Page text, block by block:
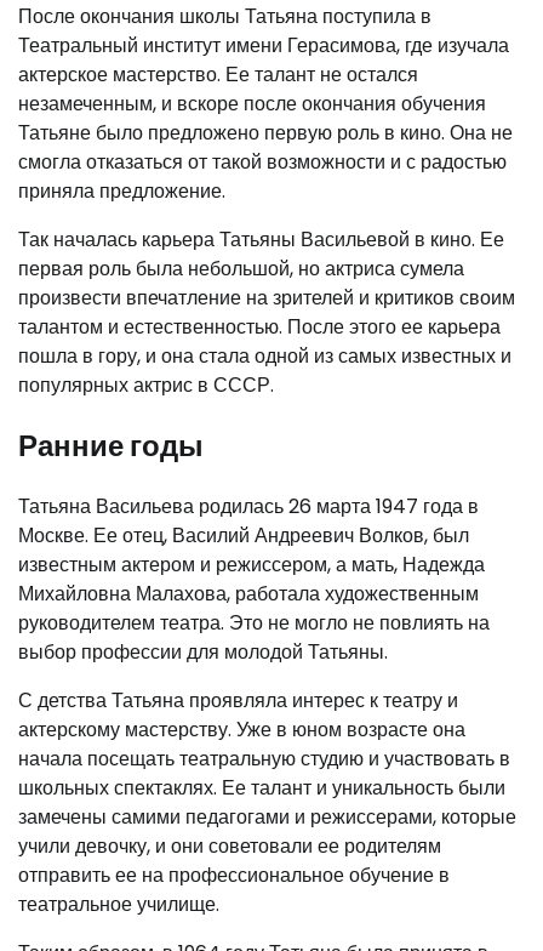
После окончания школы Татьяна поступила в
Театральный институт имени Герасимова, где изучала
актерское мастерство. Ее талант не остался
незамеченным, и вскоре после окончания обучения
Татьяне было предложено первую роль в кино. Она не
смогла отказаться от такой возможности и с радостью
приняла предложение.
Так началась карьера Татьяны Васильевой в кино. Ее
первая роль была небольшой, но актриса сумела
произвести впечатление на зрителей и критиков своим
талантом и естественностью. После этого ее карьера
пошла в гору, и она стала одной из самых известных и
популярных актрис в СССР.
Ранние годы
Татьяна Васильева родилась 26 марта 1947 года в
Москве. Ее отец, Василий Андреевич Волков, был
известным актером и режиссером, а мать, Надежда
Михайловна Малахова, работала художественным
руководителем театра. Это не могло не повлиять на
выбор профессии для молодой Татьяны.
С детства Татьяна проявляла интерес к театру и
актерскому мастерству. Уже в юном возрасте она
начала посещать театральную студию и участвовать в
школьных спектаклях. Ее талант и уникальность были
замечены самими педагогами и режиссерами, которые
учили девочку, и они советовали ее родителям
отправить ее на профессиональное обучение в
театральное училище.